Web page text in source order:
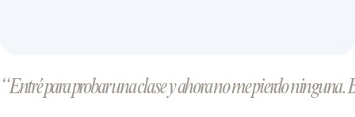
“Entré para probar una clase y ahora no me pierdo